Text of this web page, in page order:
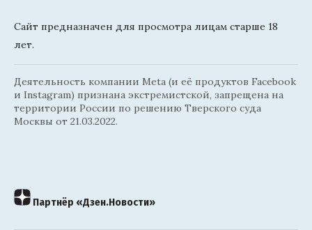
Сайт предназначен для просмотра лицам старше 18
лет.
Деятельность компании Meta (и её продуктов Facebook
и Instagram) признана экстремистской, запрещена на
территории России по решению Тверского суда
Москвы от 21.03.2022.
Партнёр «Дзен.Новости»